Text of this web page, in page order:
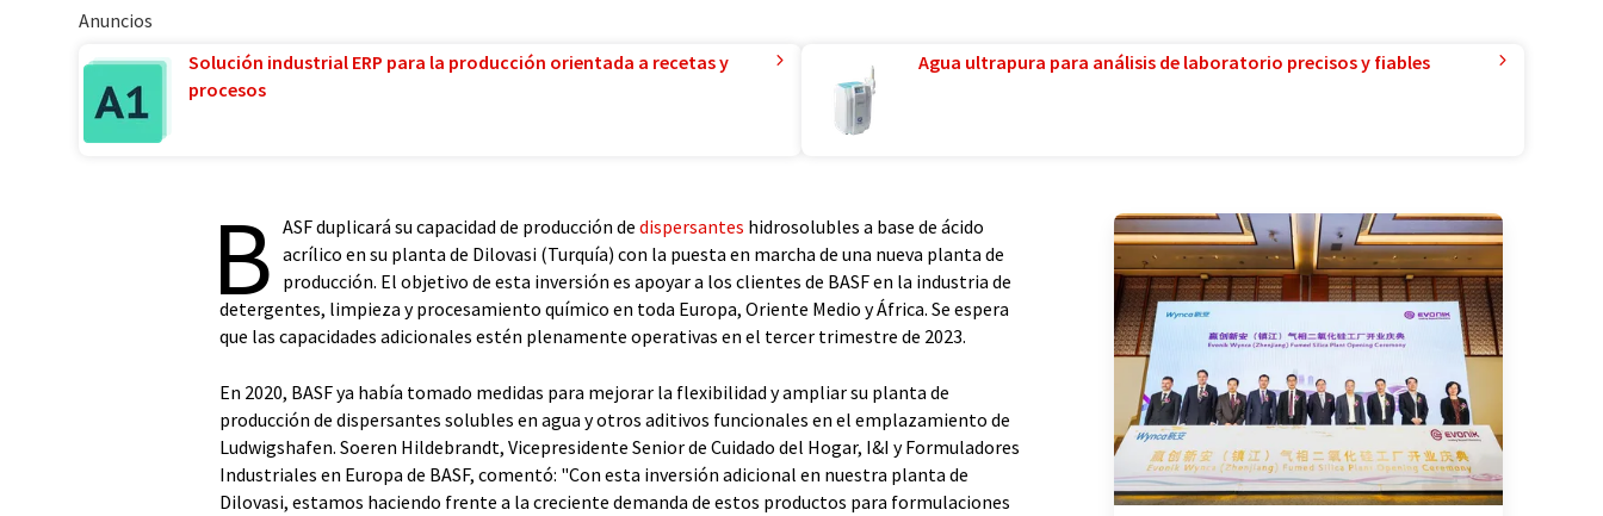
Anuncios
Solución industrial ERP para la producción orientada a recetas y
procesos
Agua ultrapura para análisis de laboratorio precisos y fiables
B ASF duplicará su capacidad de producción de dispersantes hidrosolubles a base de ácido
acrílico en su planta de Dilovasi (Turquía) con la puesta en marcha de una nueva planta de
producción. El objetivo de esta inversión es apoyar a los clientes de BASF en la industria de
detergentes, limpieza y procesamiento químico en toda Europa, Oriente Medio y África. Se espera
que las capacidades adicionales estén plenamente operativas en el tercer trimestre de 2023.
En 2020, BASF ya había tomado medidas para mejorar la flexibilidad y ampliar su planta de
producción de dispersantes solubles en agua y otros aditivos funcionales en el emplazamiento de
Ludwigshafen. Soeren Hildebrandt, Vicepresidente Senior de Cuidado del Hogar, I&I y Formuladores
Industriales en Europa de BASF, comentó: "Con esta inversión adicional en nuestra planta de
Dilovasi, estamos haciendo frente a la creciente demanda de estos productos para formulaciones